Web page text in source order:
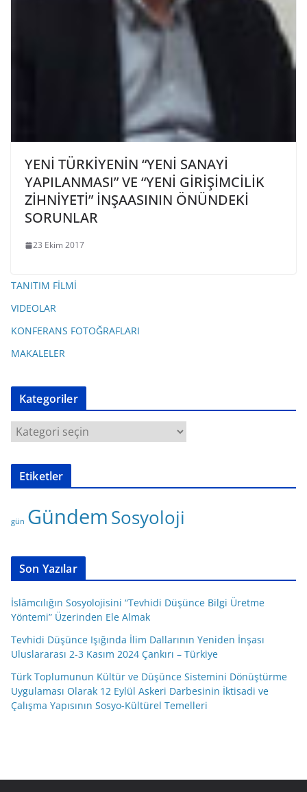
YENİ TÜRKİYENİN “YENİ SANAYİ
YAPILANMASI” VE “YENİ GİRİŞİMCİLİK
ZİHNİYETİ” İNŞAASININ ÖNÜNDEKİ
SORUNLAR
23 Ekim 2017
TANITIM FİLMİ
VIDEOLAR
KONFERANS FOTOĞRAFLARI
MAKALELER
Kategoriler
a
t
e
r
Etiketler
gün GündemSosyoloji
Son Yazılar
İslâmcılığın Sosyolojisini “Tevhidi Düşünce Bilgi Üretme
Yöntemi” Üzerinden Ele Almak
Tevhidi Düşünce Işığında İlim Dallarının Yeniden İnşası
Uluslararası 2-3 Kasım 2024 Çankırı – Türkiye
Türk Toplumunun Kültür ve Düşünce Sistemini Dönüştürme
Uygulaması Olarak 12 Eylül Askeri Darbesinin İktisadi ve
Çalışma Yapısının Sosyo-Kültürel Temelleri